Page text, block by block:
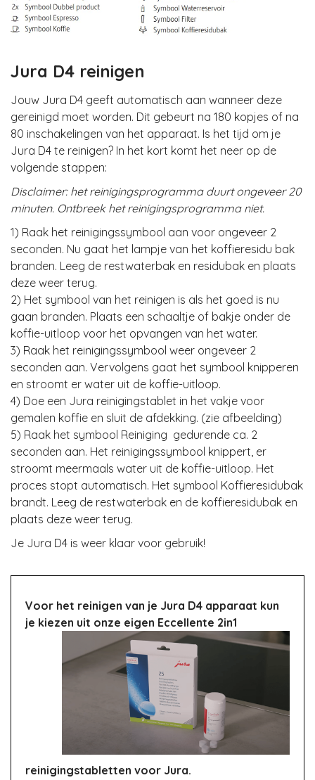
Jura D4 reinigen
Jouw Jura D4 geeft automatisch aan wanneer deze
gereinigd moet worden. Dit gebeurt na 180 kopjes of na
80 inschakelingen van het apparaat. Is het tijd om je
Jura D4 te reinigen? In het kort komt het neer op de
volgende stappen:
Disclaimer: het reinigingsprogramma duurt ongeveer 20
minuten. Ontbreek het reinigingsprogramma niet.
1) Raak het reinigingssymbool aan voor ongeveer 2
seconden. Nu gaat het lampje van het koffieresidu bak
branden. Leeg de restwaterbak en residubak en plaats
deze weer terug.
2) Het symbool van het reinigen is als het goed is nu
gaan branden. Plaats een schaaltje of bakje onder de
koffie-uitloop voor het opvangen van het water.
3) Raak het reinigingssymbool weer ongeveer 2
seconden aan. Vervolgens gaat het symbool knipperen
en stroomt er water uit de koffie-uitloop.
4) Doe een Jura reinigingstablet in het vakje voor
gemalen koffie en sluit de afdekking. (zie afbeelding)
5) Raak het symbool Reiniging gedurende ca. 2
seconden aan. Het reinigingssymbool knippert, er
stroomt meermaals water uit de koffie-uitloop. Het
proces stopt automatisch. Het symbool Koffieresidubak
brandt. Leeg de restwaterbak en de koffieresidubak en
plaats deze weer terug.
Je Jura D4 is weer klaar voor gebruik!
Voor het reinigen van je Jura D4 apparaat kun
je kiezen uit onze eigen Eccellente 2in1
reinigingstabletten voor Jura.